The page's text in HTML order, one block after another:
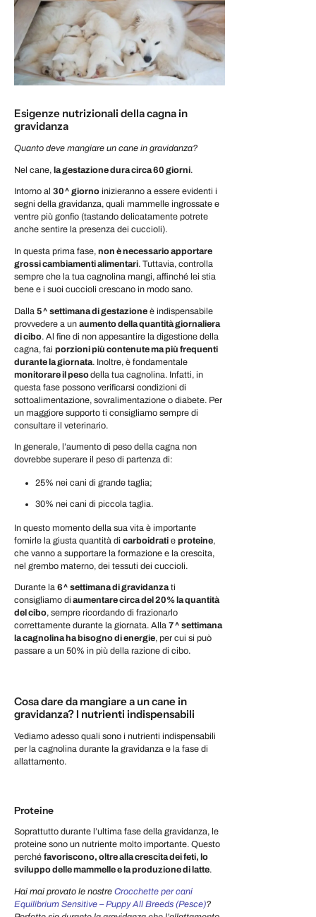
Esigenze nutrizionali della cagna in
gravidanza
Quanto deve mangiare un cane in gravidanza?
Nel cane, la gestazione dura circa 60 giorni.
Intorno al 30^ giorno inizieranno a essere evidenti i
segni della gravidanza, quali mammelle ingrossate e
ventre più gonfio (tastando delicatamente potrete
anche sentire la presenza dei cuccioli).
In questa prima fase, non è necessario apportare
grossi cambiamenti alimentari. Tuttavia, controlla
sempre che la tua cagnolina mangi, affinché lei stia
bene e i suoi cuccioli crescano in modo sano.
Dalla 5^ settimana di gestazione è indispensabile
provvedere a un aumento della quantità giornaliera
di cibo. Al fine di non appesantire la digestione della
cagna, fai porzioni più contenute ma più frequenti
durante la giornata. Inoltre, è fondamentale
monitorare il pesodella tua cagnolina. Infatti, in
questa fase possono verificarsi condizioni di
sottoalimentazione, sovralimentazione o diabete. Per
un maggiore supporto ti consigliamo sempre di
consultare il veterinario.
In generale, l’aumento di peso della cagna non
dovrebbe superare il peso di partenza di:
25% nei cani di grande taglia;
30% nei cani di piccola taglia.
In questo momento della sua vita è importante
fornirle la giusta quantità di carboidrati e proteine,
che vanno a supportare la formazione e la crescita,
nel grembo materno, dei tessuti dei cuccioli.
Durante la 6^ settimana di gravidanzati
consigliamo di aumentare circa del 20% la quantità
del cibo, sempre ricordando di frazionarlo
correttamente durante la giornata. Alla 7^ settimana
la cagnolina ha bisogno di energie, per cui si può
passare a un 50% in più della razione di cibo.
Cosa dare da mangiare a un cane in
gravidanza? I nutrienti indispensabili
Vediamo adesso quali sono i nutrienti indispensabili
per la cagnolina durante la gravidanza e la fase di
allattamento.
Proteine
Soprattutto durante l’ultima fase della gravidanza, le
proteine sono un nutriente molto importante. Questo
perché favoriscono, oltre alla crescita dei feti, lo
sviluppo delle mammelle e la produzione di latte.
Hai mai provato le nostre Crocchette per cani
Equilibrium Sensitive – Puppy All Breeds (Pesce)?